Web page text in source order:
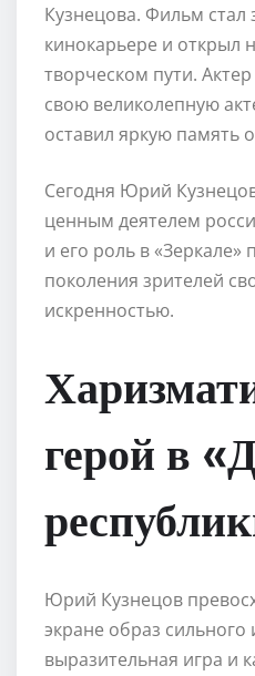
Кузнецова. Фильм стал
кинокарьере и открыл
творческом пути.
свою великолепную
оставил яркую память
Сегодня Юрий
ценным деятелем
и его роль в
поколения зрителей
искренностью.
герой в
Юрий Кузнецов
экране образ сильного
выразительная игра и